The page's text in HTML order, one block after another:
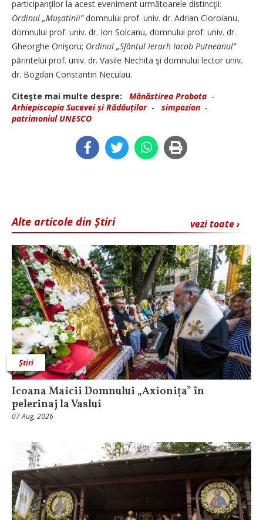
participanţilor la acest eveniment următoarele distincţii:
Ordinul „Muşatinii”domnului prof. univ. dr. Adrian Cioroianu,
domnului prof. univ. dr. Ion Solcanu, domnului prof. univ. dr.
Gheorghe Onişoru; Ordinul „Sfântul Ierarh Iacob Putneanul”
părintelui prof. univ. dr. Vasile Nechita şi domnului lector univ.
dr. Bogdan Constantin Neculau.
Citeşte mai multe despre:
Mănăstirea Probota -
Arhiepiscopia Sucevei și Rădăuților- simpozion -
patrimoniul UNESCO
vezi toate ›
Alte articole din Știri
Știri
Icoana Maicii Domnului „Axionița” în
pelerinaj la Vaslui
07 Aug, 2026